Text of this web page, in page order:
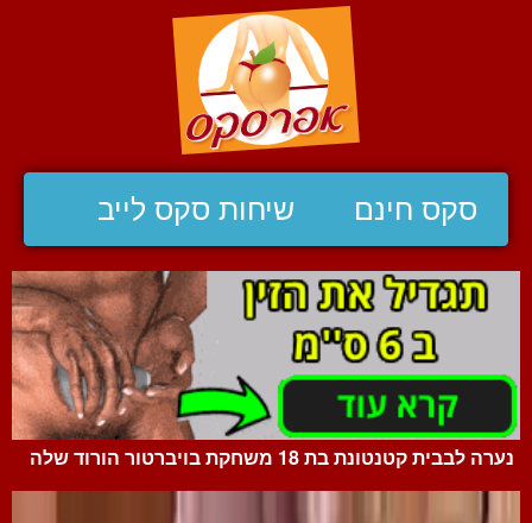
סקס חינם שיחות סקס לייב
נערה לבבית קטנטונת בת 18 משחקת בויברטור הורוד שלה